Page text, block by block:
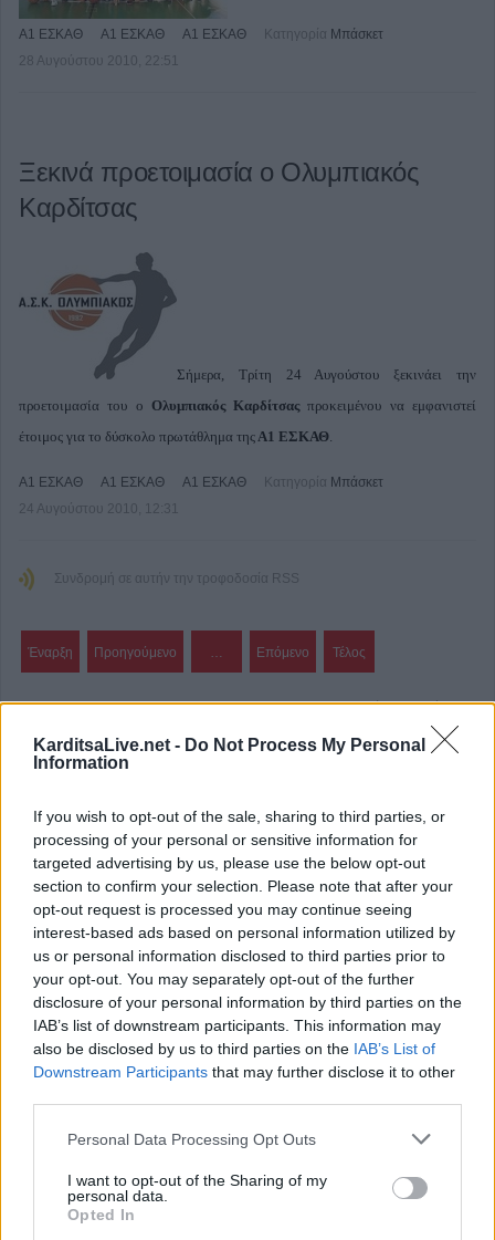
KarditsaLive.net - Do Not Process My Personal
Information
If you wish to opt-out of the sale, sharing to third parties, or
processing of your personal or sensitive information for
targeted advertising by us, please use the below opt-out
section to confirm your selection. Please note that after your
opt-out request is processed you may continue seeing
interest-based ads based on personal information utilized by
us or personal information disclosed to third parties prior to
your opt-out. You may separately opt-out of the further
disclosure of your personal information by third parties on the
IAB’s list of downstream participants. This information may
also be disclosed by us to third parties on the IAB’s List of
Downstream Participants that may further disclose it to other
Personal Data Processing Opt Outs
I want to opt-out of the Sharing of my
personal data.
Opted In
Α1 ΕΣΚΑΘ Α1 ΕΣΚΑΘ Α1 ΕΣΚΑΘ Κατηγορία Μπάσκετ
28 Αυγούστου 2010, 22:51
Ξεκινά προετοιμασία ο Ολυμπιακός
Καρδίτσας
Σήμερα, Τρίτη 24 Αυγούστου ξεκινάει την
προετοιμασία του ο Ολυμπιακός Καρδίτσαςπροκειμένου να εμφανιστεί
έτοιμος για το δύσκολο πρωτάθλημα τηςΑ1 ΕΣΚΑΘ.
Α1 ΕΣΚΑΘ Α1 ΕΣΚΑΘ Α1 ΕΣΚΑΘ Κατηγορία Μπάσκετ
24 Αυγούστου 2010, 12:31
Συνδρομή σε αυτήν την τροφοδοσία RSS
Έναρξη Προηγούμενο … Επόμενο Τέλος
Σελίδα 566 από 573
ΑΓΓΕΛΙΕΣ